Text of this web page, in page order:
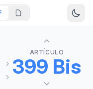
ARTÍCULO
399 Bis